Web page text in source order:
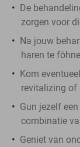
De
zorgen voor
Na jouw
haren te
Kom
revitalizing of
Gun jezelf
combinatie
Geniet van